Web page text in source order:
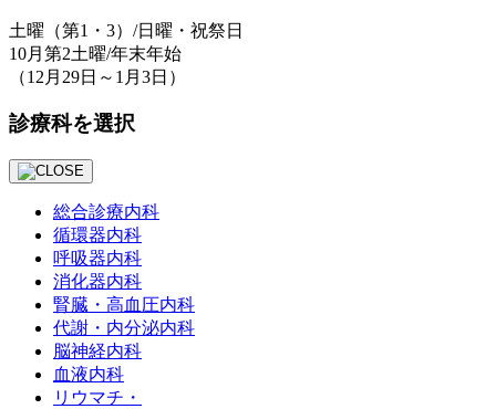
土曜 （第1・3） /日曜・祝祭日
10月第2土曜/年末年始
（12月29日～1月3日）
診療科を選択
総合診療内科
循環器内科
呼吸器内科
消化器内科
腎臓・⾼⾎圧内科
代謝・内分泌内科
脳神経内科
⾎液内科
リウマチ・